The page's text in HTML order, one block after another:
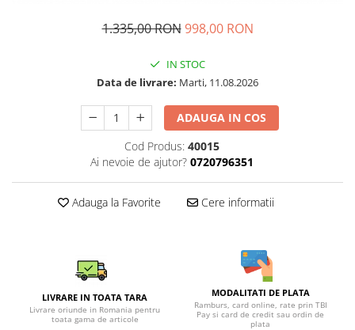
1.335,00 RON 998,00 RON
IN STOC
Data de livrare: Marti, 11.08.2026
ADAUGA IN COS
Cod Produs: 40015
Ai nevoie de ajutor? 0720796351
Adauga la Favorite Cere informatii
LIVRARE IN TOATA TARA
Livrare oriunde in Romania pentru
toata gama de articole
MODALITATI DE PLATA
Ramburs, card online, rate prin TBI
Pay si card de credit sau ordin de
plata